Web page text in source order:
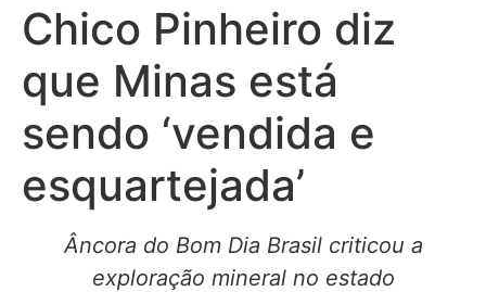
Chico Pinheiro diz
que Minas está
sendo ‘vendida e
esquartejada’
Âncora do Bom Dia Brasil criticou a
exploração mineral no estado